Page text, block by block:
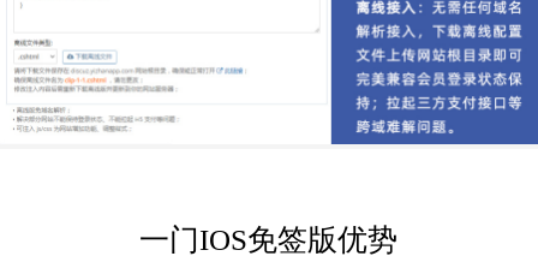
一门IOS免签版优势